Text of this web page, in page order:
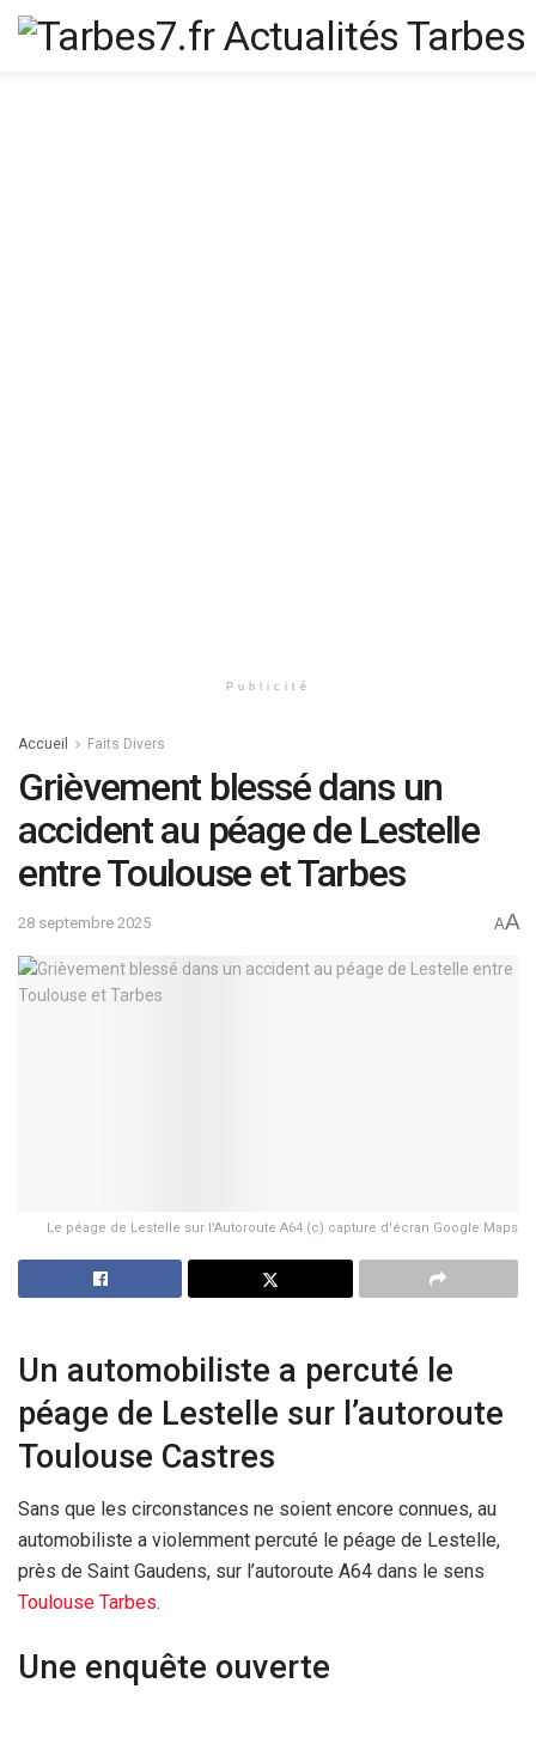
Publicité
Accueil Faits Divers
Grièvement blessé dans un
accident au péage de Lestelle
entre Toulouse et Tarbes
28 septembre 2025 AA
Le péage de Lestelle sur l'Autoroute A64 (c) capture d'écran Google Maps
Un automobiliste a percuté le
péage de Lestelle sur l’autoroute
Toulouse Castres
Sans que les circonstances ne soient encore connues, au
automobiliste a violemment percuté le péage de Lestelle,
près de Saint Gaudens, sur l’autoroute A64 dans le sens
Toulouse Tarbes.
Une enquête ouverte